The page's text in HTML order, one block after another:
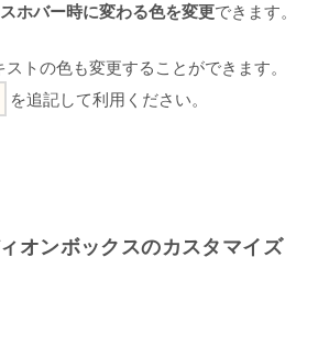
ホバー時に変わる色を変更できます。
トの色も変更することができます。
を追記して利用ください。
オンボックスのカスタマイズ